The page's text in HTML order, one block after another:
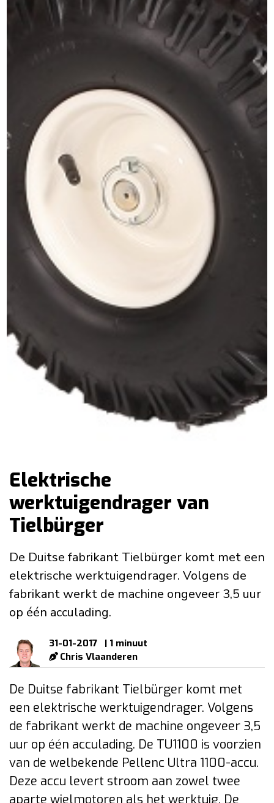
Elektrische
werktuigendrager van
Tielbürger
De Duitse fabrikant Tielbürger komt met een
elektrische werktuigendrager. Volgens de
fabrikant werkt de machine ongeveer 3,5 uur
op één acculading.
31-01-2017
| 1 minuut
Chris Vlaanderen
De Duitse fabrikant Tielbürger komt met
een elektrische werktuigendrager. Volgens
de fabrikant werkt de machine ongeveer 3,5
uur op één acculading. De TU1100 is voorzien
van de welbekende Pellenc Ultra 1100-accu.
Deze accu levert stroom aan zowel twee
aparte wielmotoren als het werktuig. De